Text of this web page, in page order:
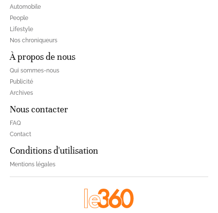
Automobile
People
Lifestyle
Nos chroniqueurs
À propos de nous
Qui sommes-nous
Publicité
Archives
Nous contacter
FAQ
Contact
Conditions d'utilisation
Mentions légales